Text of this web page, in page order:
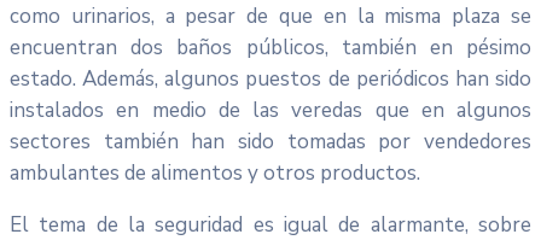
como urinarios, a pesar de que en la misma plaza se
encuentran dos baños públicos, también en pésimo
estado. Además, algunos puestos de periódicos han sido
instalados en medio de las veredas que en algunos
sectores también han sido tomadas por vendedores
ambulantes de alimentos y otros productos.
El tema de la seguridad es igual de alarmante, sobre